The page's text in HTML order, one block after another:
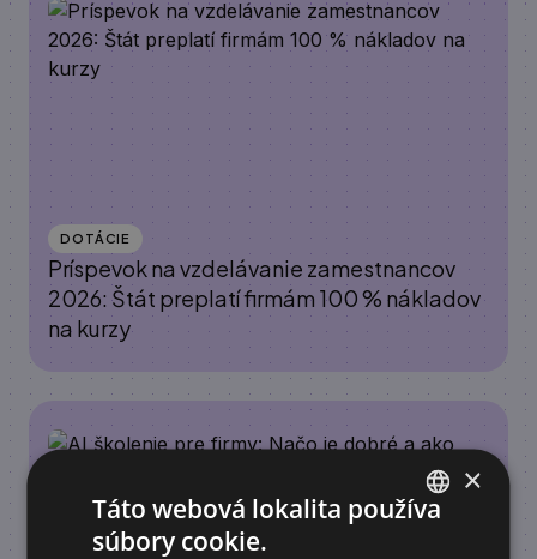
DOTÁCIE
Príspevok na vzdelávanie zamestnancov
2026: Štát preplatí firmám 100 % nákladov
na kurzy
×
Táto webová lokalita používa
súbory cookie.